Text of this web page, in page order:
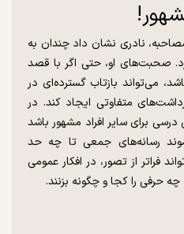
نادری نشان داد چندان به
صحبت‌های او، حتی اگر با قصد
می‌تواند بازتاب گسترده‌ای در
متفاوتی ایجاد کند. در
برای سایر افراد مشهور باشد
رسانه‌های جمعی تا چه حد
فراتر از تصور، در افکار عمومی
چه حرفی را کجا و چگونه بزنند.